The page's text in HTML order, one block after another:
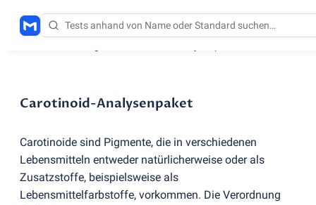
Carotinoid-Analysenpaket
Carotinoide sind Pigmente, die in verschiedenen
Lebensmitteln entweder natürlicherweise oder als
Zusatzstoffe, beispielsweise als
Lebensmittelfarbstoffe, vorkommen. Die Verordnung